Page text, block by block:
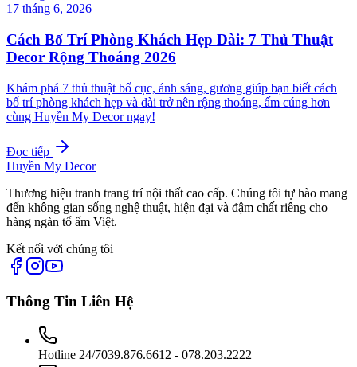
17 tháng 6, 2026
Cách Bố Trí Phòng Khách Hẹp Dài: 7 Thủ Thuật
Decor Rộng Thoáng 2026
Khám phá 7 thủ thuật bố cục, ánh sáng, gương giúp bạn biết cách
bố trí phòng khách hẹp và dài trở nên rộng thoáng, ấm cúng hơn
cùng Huyền My Decor ngay!
Đọc tiếp
Huyền My Decor
Thương hiệu tranh trang trí nội thất cao cấp. Chúng tôi tự hào mang
đến không gian sống nghệ thuật, hiện đại và đậm chất riêng cho
hàng ngàn tổ ấm Việt.
Kết nối với chúng tôi
Thông Tin Liên Hệ
Hotline 24/7039.876.6612 - 078.203.2222